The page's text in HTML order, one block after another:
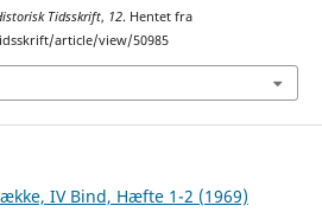
Tidsskrift, 12. Hentet fra
article/view/50985
IV Bind, Hæfte 1-2 (1969)